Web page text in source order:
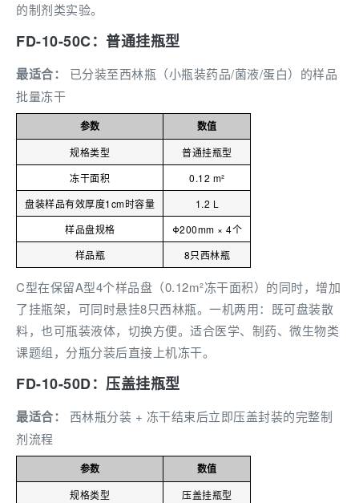
的制剂类实验。
FD-10-50C：普通挂瓶型
最适合：
已分装至西林瓶（小瓶装药品/菌液/蛋白）的样品
批量冻干
参数 数值
规格类型
普通挂瓶型
冻干面积
0.12 m²
盘装样品有效厚度1cm时容量
1.2 L
样品盘规格
Φ200mm × 4个
样品瓶
8只西林瓶
C型在保留A型4个样品盘（0.12m²冻干面积）的同时，增加
了挂瓶架，可同时悬挂8只西林瓶。一机两用：既可盘装散
料，也可瓶装液体，切换方便。适合医学、制药、微生物类
课题组，分瓶分装后直接上机冻干。
FD-10-50D：压盖挂瓶型
最适合：
西林瓶分装 + 冻干结束后立即压盖封装的完整制
剂流程
参数 数值
规格类型
压盖挂瓶型